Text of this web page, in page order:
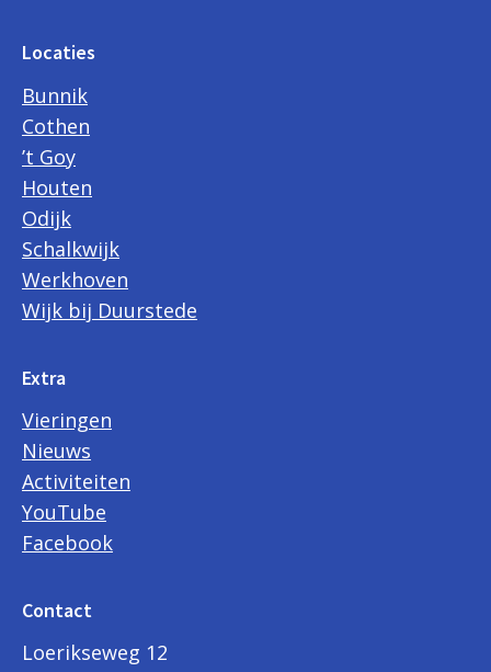
Locaties
Bunnik
Cothen
’t Goy
Houten
Odijk
Schalkwijk
Werkhoven
Wijk bij Duurstede
Extra
Vieringen
Nieuws
Activiteiten
YouTube
Facebook
Contact
Loerikseweg 12